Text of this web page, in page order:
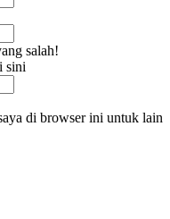
salah!
sini
di browser ini untuk lain